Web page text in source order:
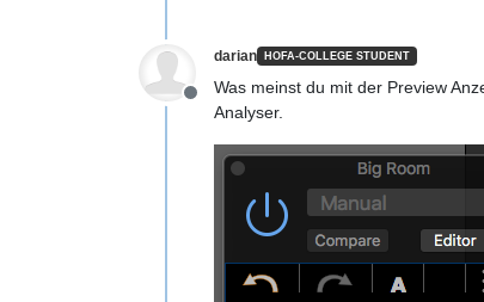
Offline
darian HOFA-COLLEGE STUDENT
Was meinst du mit der Preview
Analyser.